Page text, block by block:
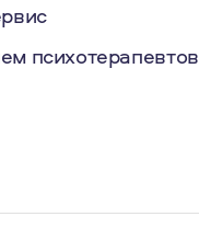
психотерапевтов